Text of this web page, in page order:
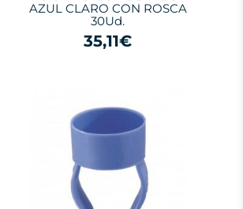
AZUL CLARO CON ROSCA
30Ud.
35,11€